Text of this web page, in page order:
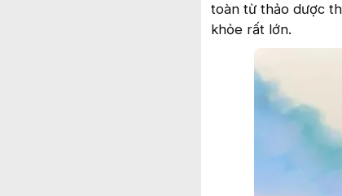
toàn từ thảo dược
khỏe rất lớn.